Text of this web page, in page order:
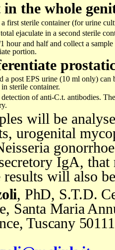
in the whole
first sterile container (for urine
ejaculate in a second sterile
hour and half and collect a
portion.
a post EPS urine (10 ml only) can
sterile container.
of anti-C.t. antibodies.
will be
urogenital
IgA, that
results will also
, PhD, S.T.D.
Santa Maria
Tuscany